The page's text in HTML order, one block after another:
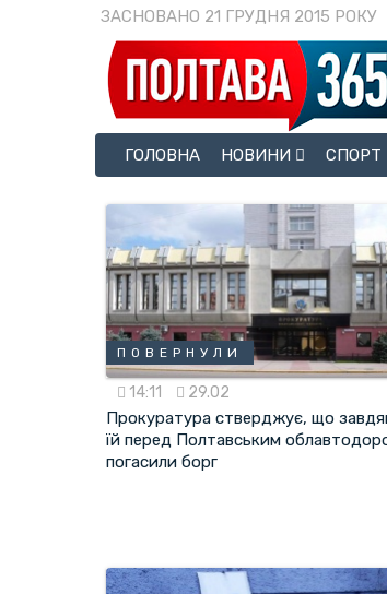
ЗАСНОВАНО 21 ГРУДНЯ 2015 РОКУ
ГОЛОВНА НОВИНИ СПОРТ
ПОВЕРНУЛИ
14:11 29.02
Прокуратура стверджує, що
їй перед Полтавським
погасили борг